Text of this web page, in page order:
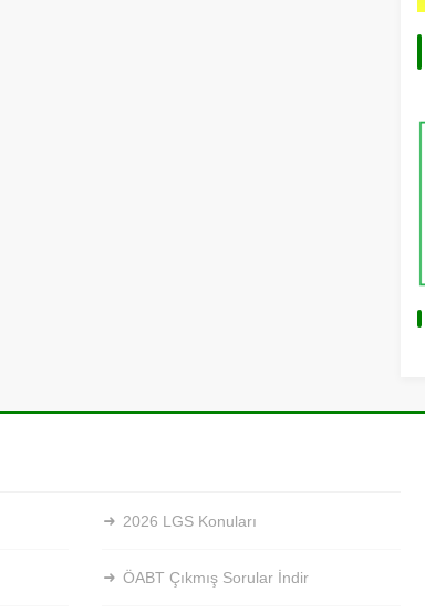
2026 LGS Konuları
ÖABT Çıkmış Sorular İndir